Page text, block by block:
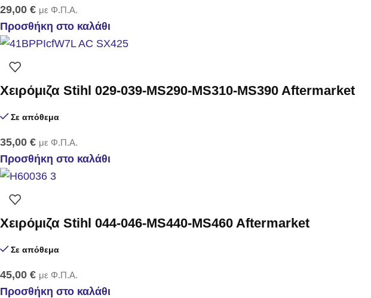
29,00 € με Φ.Π.Α.
Προσθήκη στο καλάθι
Χειρόμιζα Stihl 029-039-MS290-MS310-MS390 Aftermarket
Σε απόθεμα
35,00 € με Φ.Π.Α.
Προσθήκη στο καλάθι
Χειρόμιζα Stihl 044-046-MS440-MS460 Aftermarket
Σε απόθεμα
45,00 € με Φ.Π.Α.
Προσθήκη στο καλάθι